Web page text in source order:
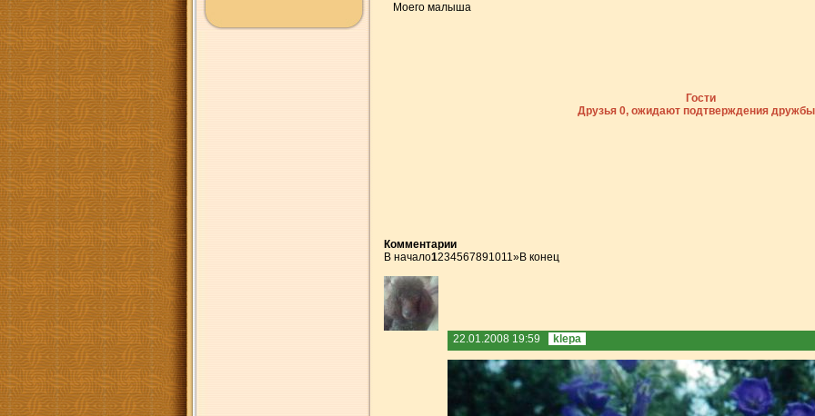
Моего малыша
Гости
Друзья 0, ожидают подтверждения
Комментарии
В начало1234567891011»В конец
22.01.2008 19:59 klepa